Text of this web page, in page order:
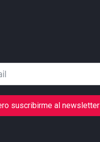
suscribirme al newsletter